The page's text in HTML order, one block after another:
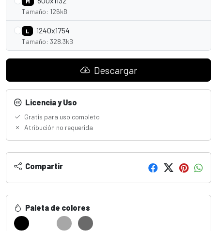
Tamaño: 126kB
L 1240x1754
Tamaño: 328.3kB
Descargar
Licencia y Uso
Gratis para uso completo
Atribución no requerida
Compartir
Paleta de colores